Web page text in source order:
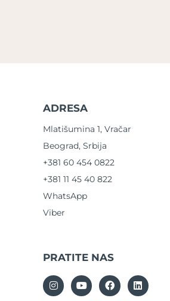
ADRESA
Mlatišumina 1, Vračar
Beograd, Srbija
+381 60 454 0822
+381 11 45 40 822
WhatsApp
Viber
PRATITE NAS